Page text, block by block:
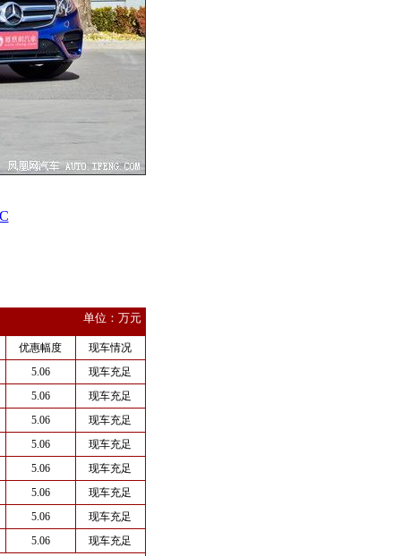
单位：万元
优惠幅度
现车情况
5.06
现车充足
5.06
现车充足
5.06
现车充足
5.06
现车充足
5.06
现车充足
5.06
现车充足
5.06
现车充足
5.06
现车充足